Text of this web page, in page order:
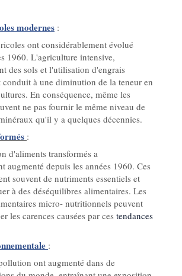
modernes :
ont considérablement évolué
1960. L'agriculture intensive,
des sols et l'utilisation d'engrais
conduit à une diminution de la teneur en
En conséquence, même les
ne pas fournir le même niveau de
qu'il y a quelques décennies.
:
d'aliments transformés a
augmenté depuis les années 1960. Ces
souvent de nutriments essentiels et
à des déséquilibres alimentaires. Les
micro- nutritionnels peuvent
les carences causées par ces tendances
:
ont augmenté dans de